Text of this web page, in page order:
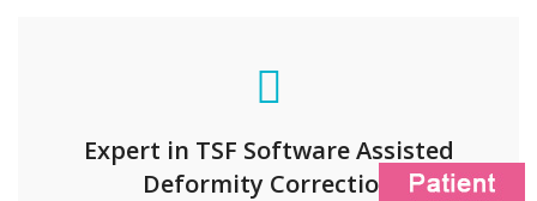
Expert in TSF Software Assisted
Deformity Correction